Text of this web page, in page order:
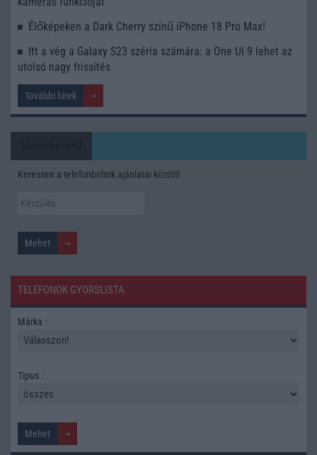
Élőképeken a Dark Cherry színű iPhone 18 Pro Max!
Itt a vég a Galaxy S23 széria számára: a One UI 9 lehet az
utolsó nagy frissítés
További hírek
Keressen a telefonboltok ajánlatai között!
TELEFONOK GYORSLISTA
Márka :
Tipus :